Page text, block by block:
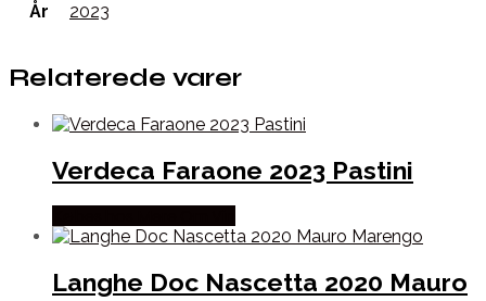
År 2023
Relaterede varer
Verdeca Faraone 2023 Pastini
Langhe Doc Nascetta 2020 Mauro